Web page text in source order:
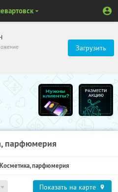
Загрузить
парфюмерия
Косметика, парфюмерия
Показать на карте